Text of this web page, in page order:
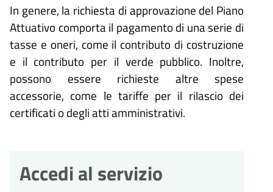
In genere, la richiesta di approvazione del Piano
Attuativo comporta il pagamento di una serie di
tasse e oneri, come il contributo di costruzione
e il contributo per il verde pubblico. Inoltre,
possono essere richieste altre spese
accessorie, come le tariffe per il rilascio dei
certificati o degli atti amministrativi.
Accedi al servizio